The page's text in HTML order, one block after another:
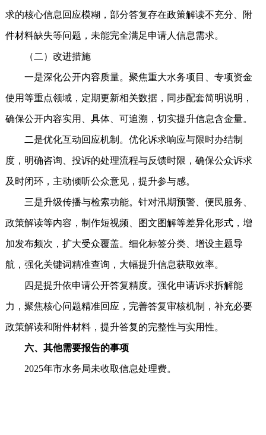
求的核心信息回应模糊，部分答复存在政策解读不充分、附
件材料缺失等问题，未能完全满足申请人信息需求。
（二）改进措施
一是深化公开内容质量。聚焦重大水务项目、专项资金
使用等重点领域，定期更新相关数据，同步配套简明说明，
确保公开内容实用、具体、可追溯，切实提升信息含金量。
二是优化互动回应机制。优化诉求响应与限时办结制
度，明确咨询、投诉的处理流程与反馈时限，确保公众诉求
及时闭环，主动倾听公众意见，提升参与感。
三是升级传播与检索功能。针对汛期预警、便民服务、
政策解读等内容，制作短视频、图文图解等差异化形式，增
加发布频次，扩大受众覆盖。细化标签分类、增设主题导
航，强化关键词精准查询，大幅提升信息获取效率。
四是提升依申请公开答复精度。强化申请诉求拆解能
力，聚焦核心问题精准回应，完善答复审核机制，补充必要
政策解读和附件材料，提升答复的完整性与实用性。
六、其他需要报告的事项
2025年市水务局未收取信息处理费。